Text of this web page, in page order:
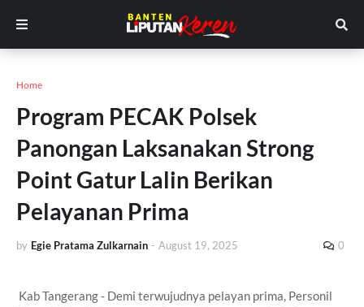
Home
Program PECAK Polsek
Panongan Laksanakan Strong
Point Gatur Lalin Berikan
Pelayanan Prima
by Egie Pratama Zulkarnain - August 19, 2025 0
Kab Tangerang - Demi terwujudnya pelayan prima, Personil